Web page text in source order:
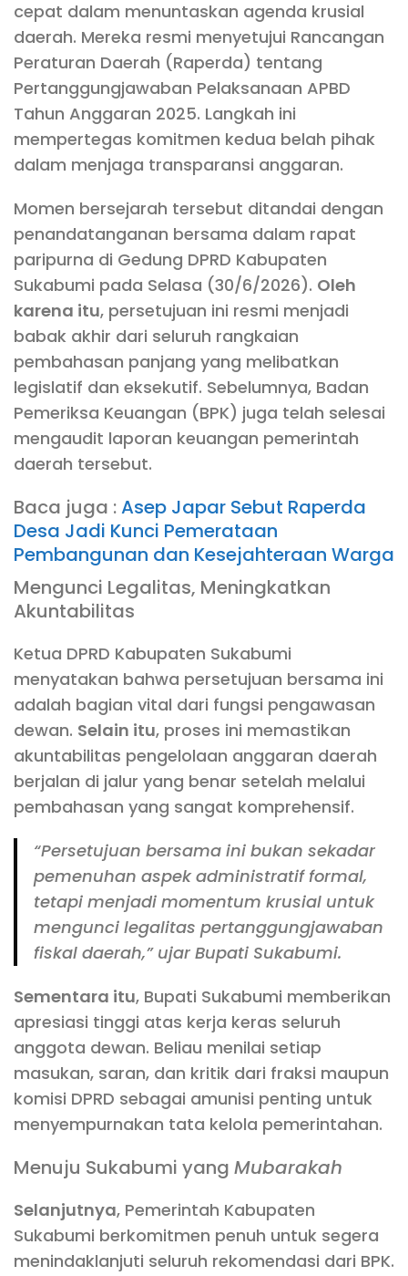
cepat dalam menuntaskan agenda krusial
daerah. Mereka resmi menyetujui Rancangan
Peraturan Daerah (Raperda) tentang
Pertanggungjawaban Pelaksanaan APBD
Tahun Anggaran 2025. Langkah ini
mempertegas komitmen kedua belah pihak
dalam menjaga transparansi anggaran.
Momen bersejarah tersebut ditandai dengan
penandatanganan bersama dalam rapat
paripurna di Gedung DPRD Kabupaten
Sukabumi pada Selasa (30/6/2026). Oleh
karena itu, persetujuan ini resmi menjadi
babak akhir dari seluruh rangkaian
pembahasan panjang yang melibatkan
legislatif dan eksekutif. Sebelumnya, Badan
Pemeriksa Keuangan (BPK) juga telah selesai
mengaudit laporan keuangan pemerintah
daerah tersebut.
Baca juga :Asep Japar Sebut Raperda
Desa Jadi Kunci Pemerataan
Pembangunan dan Kesejahteraan Warga
Mengunci Legalitas, Meningkatkan
Akuntabilitas
Ketua DPRD Kabupaten Sukabumi
menyatakan bahwa persetujuan bersama ini
adalah bagian vital dari fungsi pengawasan
dewan. Selain itu, proses ini memastikan
akuntabilitas pengelolaan anggaran daerah
berjalan di jalur yang benar setelah melalui
pembahasan yang sangat komprehensif.
“Persetujuan bersama ini bukan sekadar
pemenuhan aspek administratif formal,
tetapi menjadi momentum krusial untuk
mengunci legalitas pertanggungjawaban
fiskal daerah,” ujar Bupati Sukabumi.
Sementara itu, Bupati Sukabumi memberikan
apresiasi tinggi atas kerja keras seluruh
anggota dewan. Beliau menilai setiap
masukan, saran, dan kritik dari fraksi maupun
komisi DPRD sebagai amunisi penting untuk
menyempurnakan tata kelola pemerintahan.
Menuju Sukabumi yang Mubarakah
Selanjutnya, Pemerintah Kabupaten
Sukabumi berkomitmen penuh untuk segera
menindaklanjuti seluruh rekomendasi dari BPK.